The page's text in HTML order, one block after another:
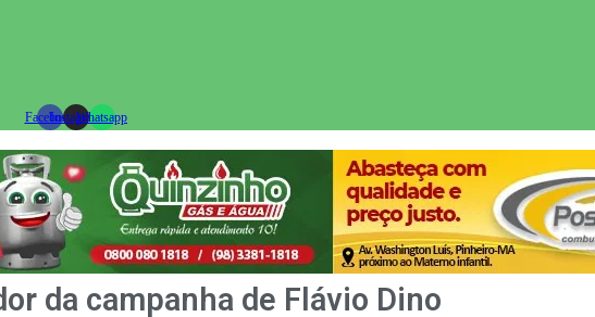
FacebookInstagramWhatsapp
da campanha de Flávio Dino